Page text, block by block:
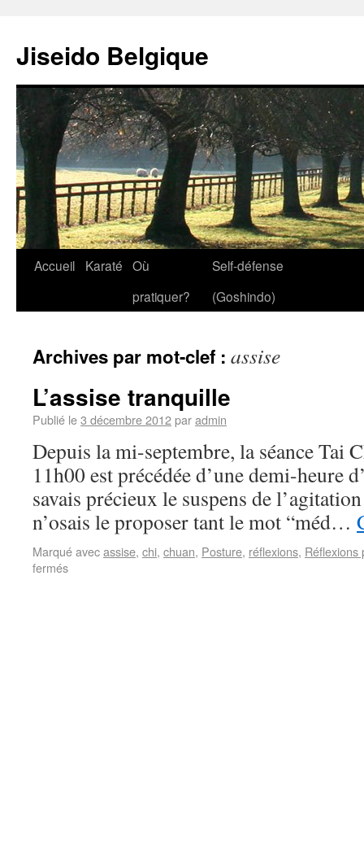
Jiseido Belgique
Accueil Karaté Où
pratiquer?
Self-défense
(Goshindo)
Archives par mot-clef : assise
L’assise tranquille
Publié le3 décembre 2012paradmin
Depuis la mi-septembre, la séance Tai
11h00 est précédée d’une demi-heure
savais précieux le suspens de
n’osais le proposer tant le mot “méd…
Marqué avecassise, chi, chuan, Posture, réflexions, Réflexions
fermés